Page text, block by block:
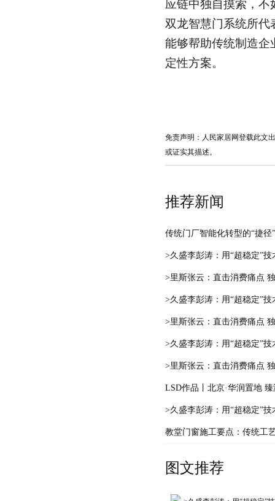
应链中独自摸索，
双龙智慧门系统所
能够帮助传统制造企
定性方案。
免责声明：人民家居网登载此文
或证实其描述。
推荐新闻
传统门厂智能化转型的“捷
>久盛李彭涛：用“超稳定”
>里斯张云：直击消费痛点
>久盛李彭涛：用“超稳定”
>里斯张云：直击消费痛点
>久盛李彭涛：用“超稳定”
>里斯张云：直击消费痛点
LSD作品丨北京·华润置地
>久盛李彭涛：用“超稳定”
教堂门窗施工要点：传统工
图文推荐